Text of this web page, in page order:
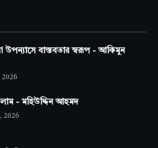
উপন্যাসে বাস্তবতার স্বরূপ - আকিমুন
2026
- মহিউদ্দিন আহমদ
2026